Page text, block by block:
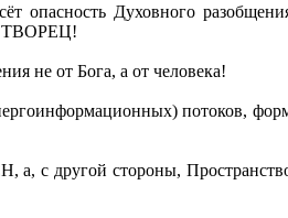
опасность Духовного
ТВОРЕЦ!
от Бога, а от человека!
потоков,
с другой стороны,